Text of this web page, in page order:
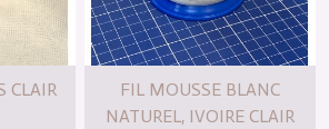
CLAIR
FIL MOUSSE BLANC
NATUREL, IVOIRE CLAIR